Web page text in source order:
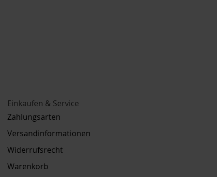
Einkaufen & Service
Zahlungsarten
Versandinformationen
Widerrufsrecht
Warenkorb